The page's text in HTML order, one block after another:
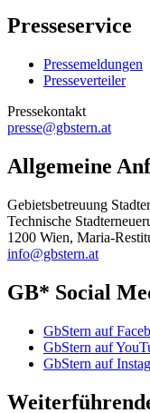
Presseservice
Pressemeldungen
Presseverteiler
Pressekontakt
presse@gbstern.at
Allgemeine
Gebietsbetreuung
Technische
1200 Wien, Maria-
info@gbstern.at
GB* Social
GbStern auf
GbStern auf
GbStern auf